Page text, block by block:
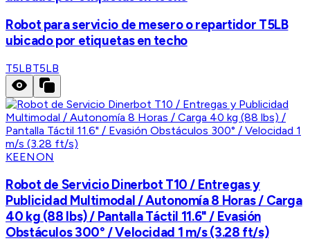
Robot para servicio de mesero o repartidor T5LB
ubicado por etiquetas en techo
T5LBT5LB
KEENON
Robot de Servicio Dinerbot T10 / Entregas y
Publicidad Multimodal / Autonomía 8 Horas / Carga
40 kg (88 lbs) / Pantalla Táctil 11.6" / Evasión
Obstáculos 300° / Velocidad 1 m/s (3.28 ft/s)